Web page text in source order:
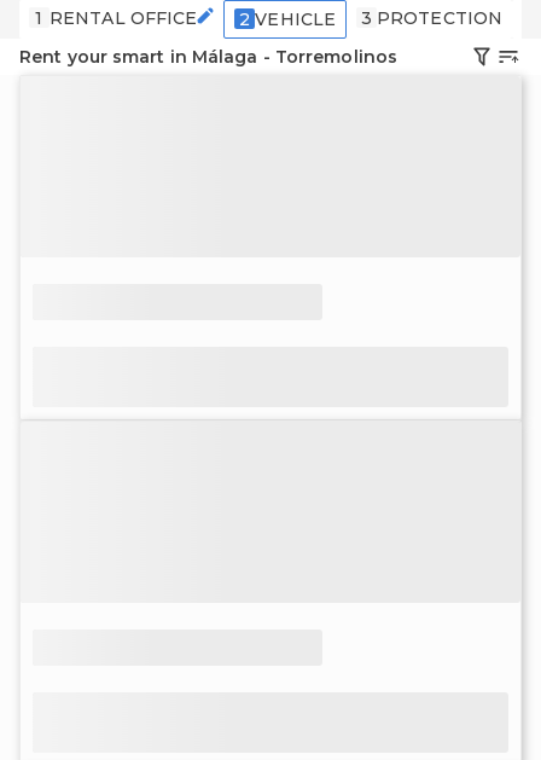
1 RENTAL OFFICE 2 VEHICLE 3 PROTECTION
Rent your smart in Málaga - Torremolinos